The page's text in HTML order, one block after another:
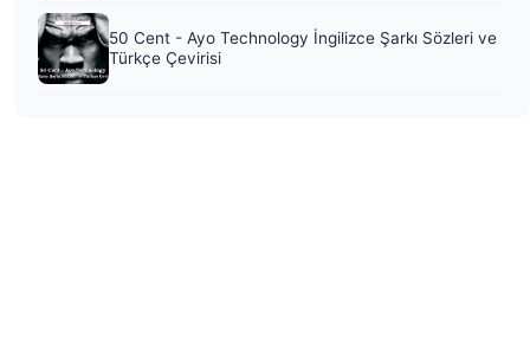
50 Cent - Ayo Technology İngilizce Şarkı Sözleri ve
Türkçe Çevirisi